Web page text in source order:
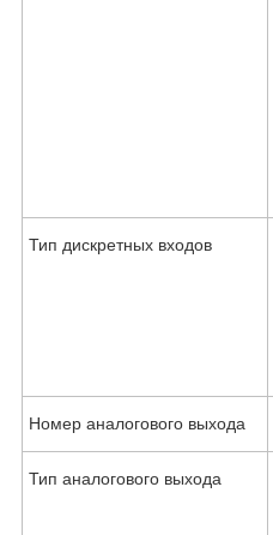
Тип дискретных входов
Номер аналогового выхода
Тип аналогового выхода